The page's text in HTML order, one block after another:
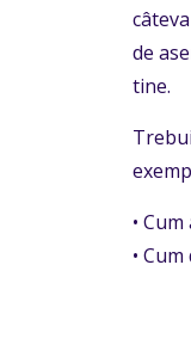
de
tine.
•
•